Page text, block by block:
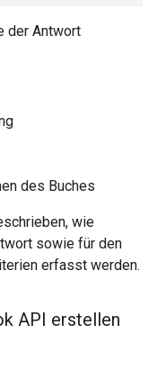
der Antwort
des Buches
wie
sowie für den
erfasst werden.
API erstellen